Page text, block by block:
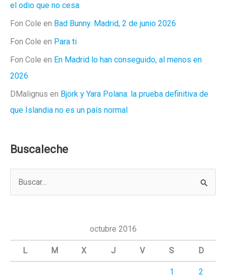
el odio que no cesa.
Fon Cole en Bad Bunny. Madrid, 2 de junio 2026
Fon Cole en Para ti
Fon Cole en En Madrid lo han conseguido, al menos en
2026
DMalignus en Björk y Yara Polana: la prueba definitiva de
que Islandia no es un país normal
Buscaleche
a
octubre 2016
L M X J V S D
1 2